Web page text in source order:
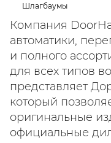
Шлагбаумы
Компания
автоматики,
и полного
для всех типов
представляет
который
оригинальные
официальные